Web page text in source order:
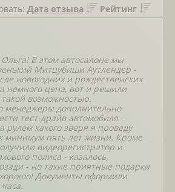
Дата отзыва Рейтинг
В этом автосалоне мы
Митцубиши Аутлендер -
новогодних и рождественских
немного цена, вот и решили
такой возможностью.
менеджеры дополнительно
тест-драйв автомобиля -
рулем какого зверя я проведу
минимум пять лет жизни. Кроме
видеорегистратор и
полиса - казалось,
- но такие приятные подарки
хорошо! Документы оформили